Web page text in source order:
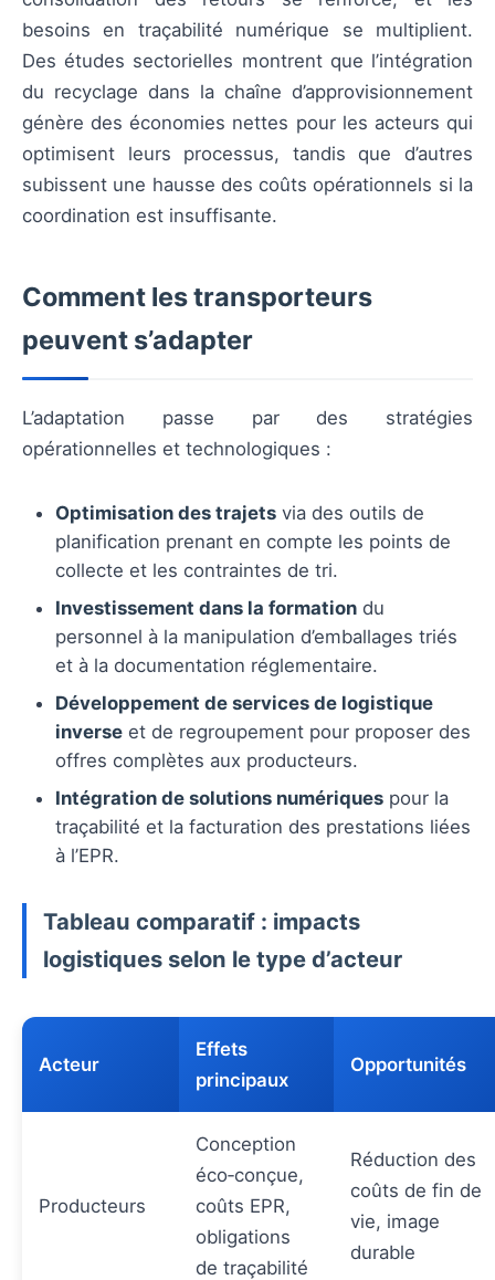
besoins en traçabilité numérique se multiplient.
Des études sectorielles montrent que l’intégration
du recyclage dans la chaîne d’approvisionnement
génère des économies nettes pour les acteurs qui
optimisent leurs processus, tandis que d’autres
subissent une hausse des coûts opérationnels si la
coordination est insuffisante.
Comment les transporteurs
peuvent s’adapter
L’adaptation passe par des stratégies
opérationnelles et technologiques :
Optimisation des trajets via des outils de
planification prenant en compte les points de
collecte et les contraintes de tri.
Investissement dans la formation du
personnel à la manipulation d’emballages triés
et à la documentation réglementaire.
Développement de services de logistique
inverse et de regroupement pour proposer des
offres complètes aux producteurs.
Intégration de solutions numériques pour la
traçabilité et la facturation des prestations liées
à l’EPR.
Tableau comparatif : impacts
logistiques selon le type d’acteur
Acteur
Effets
principaux
Opportunités
Producteurs
Conception
éco‑conçue,
coûts EPR,
obligations
de traçabilité
Réduction des
coûts de fin de
vie, image
durable